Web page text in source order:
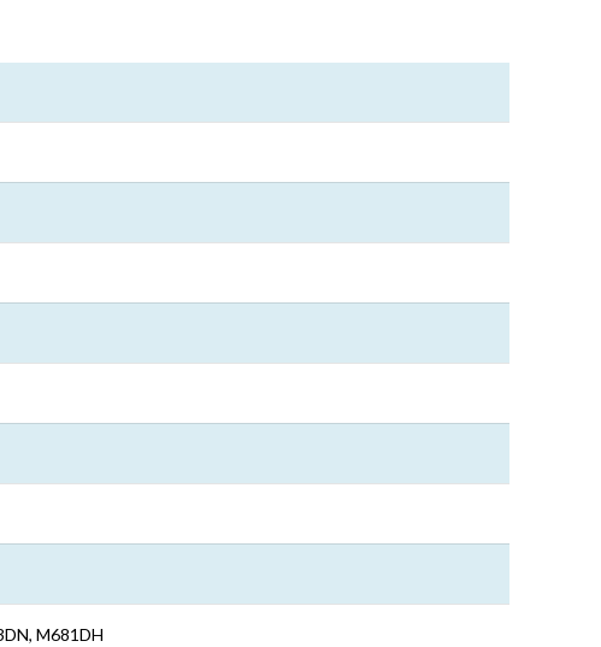
M681DH